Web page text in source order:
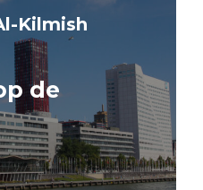
Kilmish
de